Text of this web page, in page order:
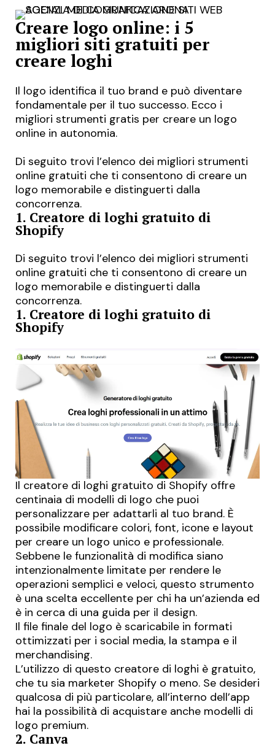
Creare logo online: i 5
migliori siti gratuiti per
creare loghi
Il logo identifica il tuo brand e può diventare
fondamentale per il tuo successo. Ecco i
migliori strumenti gratis per creare un logo
online in autonomia.
Di seguito trovi l’elenco dei migliori strumenti
online gratuiti che ti consentono di creare un
logo memorabile e distinguerti dalla
concorrenza.
1. Creatore di loghi gratuito di
Shopify
Di seguito trovi l’elenco dei migliori strumenti
online gratuiti che ti consentono di creare un
logo memorabile e distinguerti dalla
concorrenza.
1. Creatore di loghi gratuito di
Shopify
Il creatore di loghi gratuito di Shopify offre
centinaia di modelli di logo che puoi
personalizzare per adattarli al tuo brand. È
possibile modificare colori, font, icone e layout
per creare un logo unico e professionale.
Sebbene le funzionalità di modifica siano
intenzionalmente limitate per rendere le
operazioni semplici e veloci, questo strumento
è una scelta eccellente per chi ha un’azienda ed
è in cerca di una guida per il design.
Il file finale del logo è scaricabile in formati
ottimizzati per i social media, la stampa e il
merchandising.
L’utilizzo di questo creatore di loghi è gratuito,
che tu sia marketer Shopify o meno. Se desideri
qualcosa di più particolare, all’interno dell’app
hai la possibilità di acquistare anche modelli di
logo premium.
2. Canva